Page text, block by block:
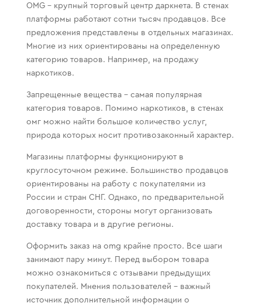
OMG – крупный торговый центр даркнета. В стенах
платформы работают сотни тысяч продавцов. Все
предложения представлены в отдельных магазинах.
Многие из них ориентированы на определенную
категорию товаров. Например, на продажу
наркотиков.
Запрещенные вещества – самая популярная
категория товаров. Помимо наркотиков, в стенах
омг можно найти большое количество услуг,
природа которых носит противозаконный характер.
Магазины платформы функционируют в
круглосуточном режиме. Большинство продавцов
ориентированы на работу с покупателями из
России и стран СНГ. Однако, по предварительной
договоренности, стороны могут организовать
доставку товара и в другие регионы.
Оформить заказ на omg крайне просто. Все шаги
занимают пару минут. Перед выбором товара
можно ознакомиться с отзывами предыдущих
покупателей. Мнения пользователей – важный
источник дополнительной информации о